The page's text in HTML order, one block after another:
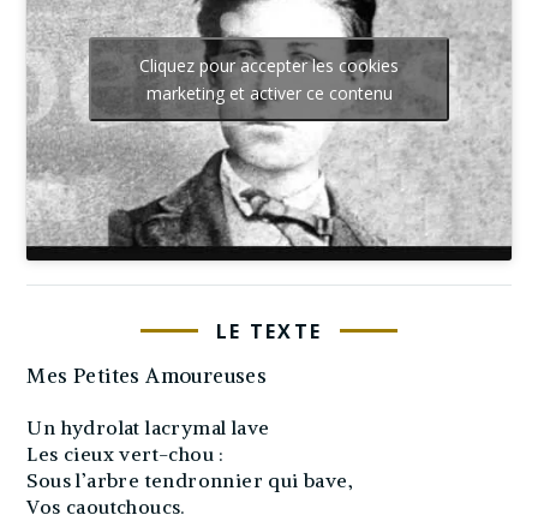
Cliquez pour accepter les cookies
marketing et activer ce contenu
LE TEXTE
Mes Petites Amoureuses
Un hydrolat lacrymal lave
Les cieux vert-chou :
Sous l’arbre tendronnier qui bave,
Vos caoutchoucs.